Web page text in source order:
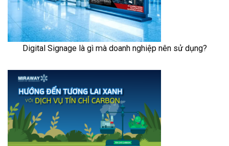
Digital Signage là gì mà doanh nghiệp nên sử dụng?